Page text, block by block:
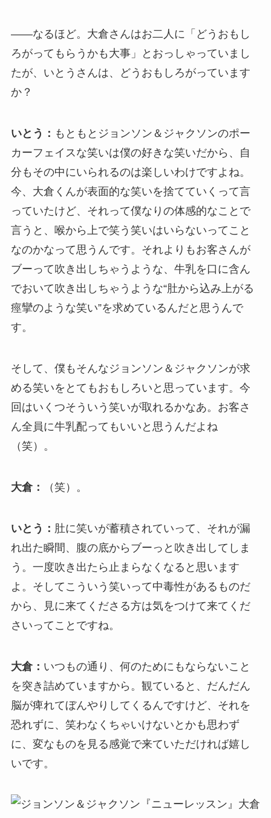
――なるほど。大倉さんはお二人に「どうおもし
ろがってもらうかも大事」とおっしゃっていまし
たが、いとうさんは、どうおもしろがっています
か？
いとう： もともとジョンソン＆ジャクソンのポー
カーフェイスな笑いは僕の好きな笑いだから、自
分もその中にいられるのは楽しいわけですよね。
今、大倉くんが表面的な笑いを捨てていくって言
っていたけど、それって僕なりの体感的なことで
言うと、喉から上で笑う笑いはいらないってこと
なのかなって思うんです。それよりもお客さんが
ブーって吹き出しちゃうような、牛乳を口に含ん
でおいて吹き出しちゃうような“肚から込み上がる
痙攣のような笑い”を求めているんだと思うんで
す。
そして、僕もそんなジョンソン＆ジャクソンが求
める笑いをとてもおもしろいと思っています。今
回はいくつそういう笑いが取れるかなあ。お客さ
ん全員に牛乳配ってもいいと思うんだよね
（笑）。
大倉： （笑）。
いとう： 肚に笑いが蓄積されていって、それが漏
れ出た瞬間、腹の底からブーっと吹き出してしま
う。一度吹き出たら止まらなくなると思います
よ。そしてこういう笑いって中毒性があるものだ
から、見に来てくださる方は気をつけて来てくだ
さいってことですね。
大倉： いつもの通り、何のためにもならないこと
を突き詰めていますから。観ていると、だんだん
脳が痺れてぼんやりしてくるんですけど、それを
恐れずに、笑わなくちゃいけないとかも思わず
に、変なものを見る感覚で来ていただければ嬉し
いです。